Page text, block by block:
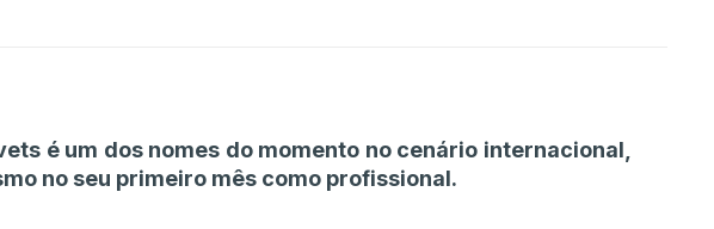
é um dos nomes do momento no cenário internacional,
no seu primeiro mês como profissional.